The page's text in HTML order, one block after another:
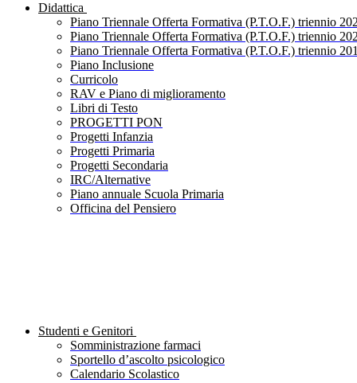
Didattica
Piano Triennale Offerta Formativa (P.T.O.F.) triennio
Piano Triennale Offerta Formativa (P.T.O.F.) triennio
Piano Triennale Offerta Formativa (P.T.O.F.) triennio
Piano Inclusione
Curricolo
RAV e Piano di miglioramento
Libri di Testo
PROGETTI PON
Progetti Infanzia
Progetti Primaria
Progetti Secondaria
IRC/Alternative
Piano annuale Scuola Primaria
Officina del Pensiero
Studenti e Genitori
Somministrazione farmaci
Sportello d’ascolto psicologico
Calendario Scolastico